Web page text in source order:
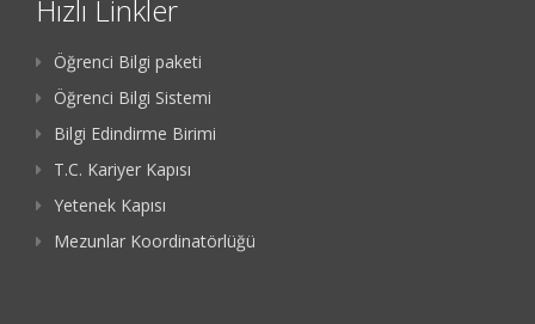
Hızlı Linkler
Öğrenci Bilgi paketi
Öğrenci Bilgi Sistemi
Bilgi Edindirme Birimi
T.C. Kariyer Kapısı
Yetenek Kapısı
Mezunlar Koordinatörlüğü